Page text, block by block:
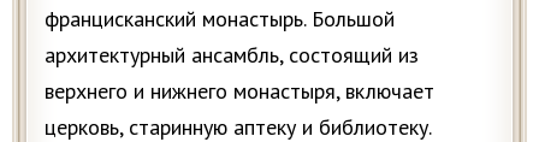
францисканский монастырь. Большой
архитектурный ансамбль, состоящий из
верхнего и нижнего монастыря, включает
церковь, старинную аптеку и библиотеку.